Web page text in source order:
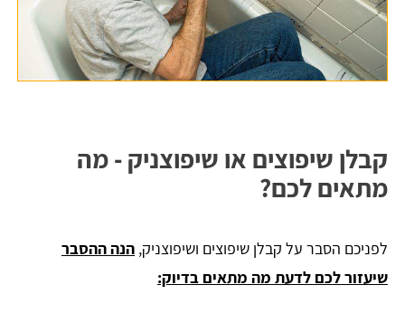
קבלן שיפוצים או שיפוצניק - מה
מתאים לכם?
לפניכם הסבר על קבלן שיפוצים ושיפוצניק, הנה ההסבר
שיעזור לכם לדעת מה מתאים בדיוק: